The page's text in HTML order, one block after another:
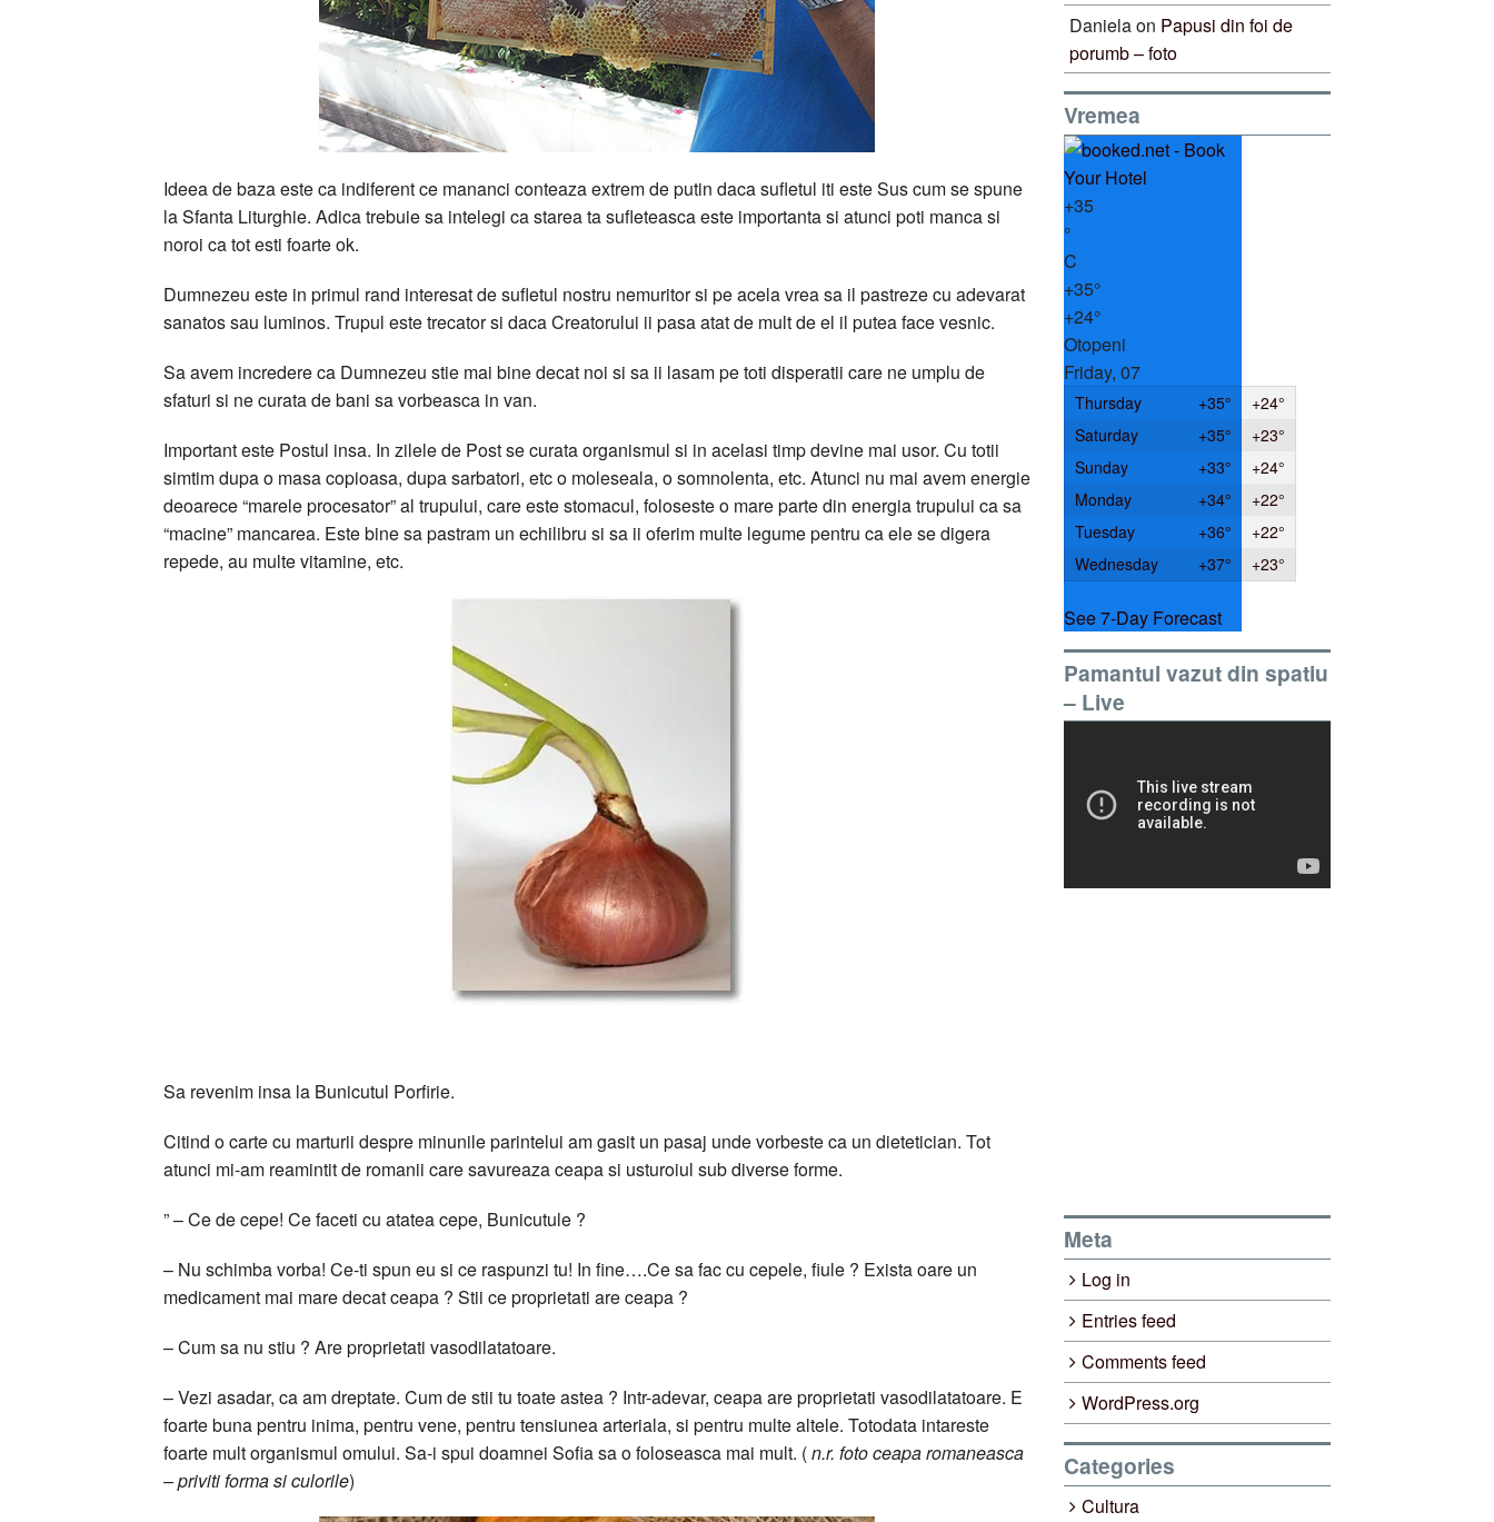
Ideea de baza este ca indiferent ce mananci conteaza extrem de putin daca sufletul iti este Sus cum se spune
la Sfanta Liturghie. Adica trebuie sa intelegi ca starea ta sufleteasca este importanta si atunci poti manca si
noroi ca tot esti foarte ok.
Dumnezeu este in primul rand interesat de sufletul nostru nemuritor si pe acela vrea sa il pastreze cu adevarat
sanatos sau luminos. Trupul este trecator si daca Creatorului ii pasa atat de mult de el il putea face vesnic.
Sa avem incredere ca Dumnezeu stie mai bine decat noi si sa ii lasam pe toti disperatii care ne umplu de
sfaturi si ne curata de bani sa vorbeasca in van.
Important este Postul insa. In zilele de Post se curata organismul si in acelasi timp devine mai usor. Cu totii
simtim dupa o masa copioasa, dupa sarbatori, etc o moleseala, o somnolenta, etc. Atunci nu mai avem energie
deoarece “marele procesator” al trupului, care este stomacul, foloseste o mare parte din energia trupului ca sa
“macine” mancarea. Este bine sa pastram un echilibru si sa ii oferim multe legume pentru ca ele se digera
repede, au multe vitamine, etc.
Sa revenim insa la Bunicutul Porfirie.
Citind o carte cu marturii despre minunile parintelui am gasit un pasaj unde vorbeste ca un dietetician. Tot
atunci mi-am reamintit de romanii care savureaza ceapa si usturoiul sub diverse forme.
” – Ce de cepe! Ce faceti cu atatea cepe, Bunicutule ?
– Nu schimba vorba! Ce-ti spun eu si ce raspunzi tu! In fine….Ce sa fac cu cepele, fiule ? Exista oare un
medicament mai mare decat ceapa ? Stii ce proprietati are ceapa ?
– Cum sa nu stiu ? Are proprietati vasodilatatoare.
– Vezi asadar, ca am dreptate. Cum de stii tu toate astea ? Intr-adevar, ceapa are proprietati vasodilatatoare. E
foarte buna pentru inima, pentru vene, pentru tensiunea arteriala, si pentru multe altele. Totodata intareste
foarte mult organismul omului. Sa-i spui doamnei Sofia sa o foloseasca mai mult. (n.r. foto ceapa romaneasca
– priviti forma si culorile)
Danielaon Papusi din foi de
porumb – foto
Vremea
+35
°
C
+35°
+24°
Otopeni
Friday, 07
Thursday +35° +24°
Saturday
+35° +23°
Sunday
+33° +24°
Monday
+34° +22°
Tuesday
+36° +22°
Wednesday
+37° +23°
See 7-Day Forecast
Pamantul vazut din spatiu
– Live
Meta
Log in
Entries feed
Comments feed
WordPress.org
Categories
Cultura